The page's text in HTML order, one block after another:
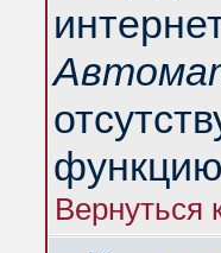
Вернуться